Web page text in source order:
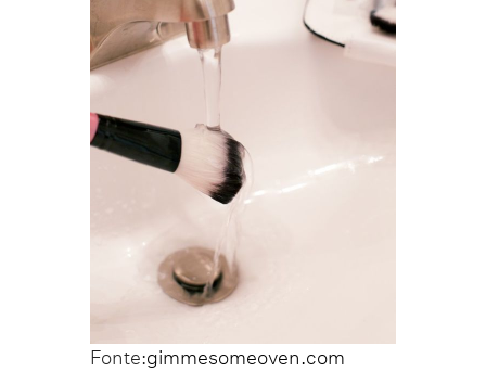
Fonte:gimmesomeoven.com